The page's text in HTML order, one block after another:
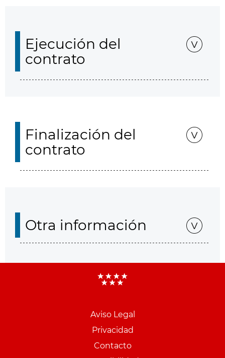
Ejecución del
contrato
Finalización del
contrato
Otra información
Aviso Legal
Privacidad
Contacto